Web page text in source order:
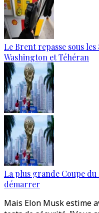
Le Brent repasse sous
Washington et Téhéran
La plus grande Coupe du
démarrer
Mais Elon Musk estime